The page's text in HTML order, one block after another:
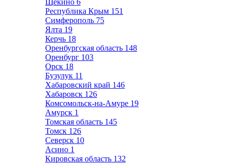
Щёкино 6
Республика Крым 151
Симферополь 75
Ялта 19
Керчь 18
Оренбургская область 148
Оренбург 103
Орск 18
Бузулук 11
Хабаровский край 146
Хабаровск 126
Комсомольск-на-Амуре 19
Амурск 1
Томская область 145
Томск 126
Северск 10
Асино 1
Кировская область 132